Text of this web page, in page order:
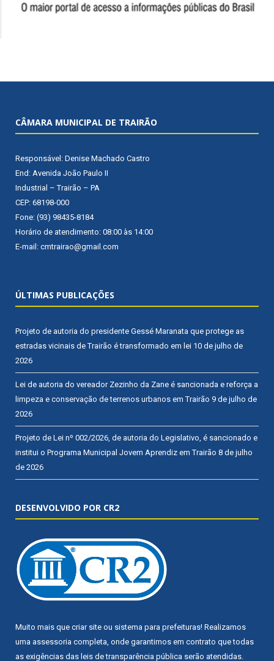
CÂMARA MUNICIPAL DE TRAIRÃO
Responsável: Denise Machado Castro
End: Avenida João Paulo II
Industrial – Trairão – PA
CEP: 68198-000
Fone: (93) 98435-8184
Horário de atendimento: 08:00 às 14:00
E-mail: cmtrairao@gmail.com
ÚLTIMAS PUBLICAÇÕES
Projeto de autoria do presidente Gessé Maranata que protege as
estradas vicinais de Trairão é transformado em lei 10 de julho de
2026
Lei de autoria do vereador Zezinho da Zane é sancionada e reforça a
limpeza e conservação de terrenos urbanos em Trairão 9 de julho de
2026
Projeto de Lei nº 002/2026, de autoria do Legislativo, é sancionado e
institui o Programa Municipal Jovem Aprendiz em Trairão 8 de julho
de 2026
DESENVOLVIDO POR CR2
Muito mais que criar site ou sistema para prefeituras! Realizamos
uma assessoria completa, onde garantimos em contrato que todas
as exigências das leis de transparência pública serão atendidas.